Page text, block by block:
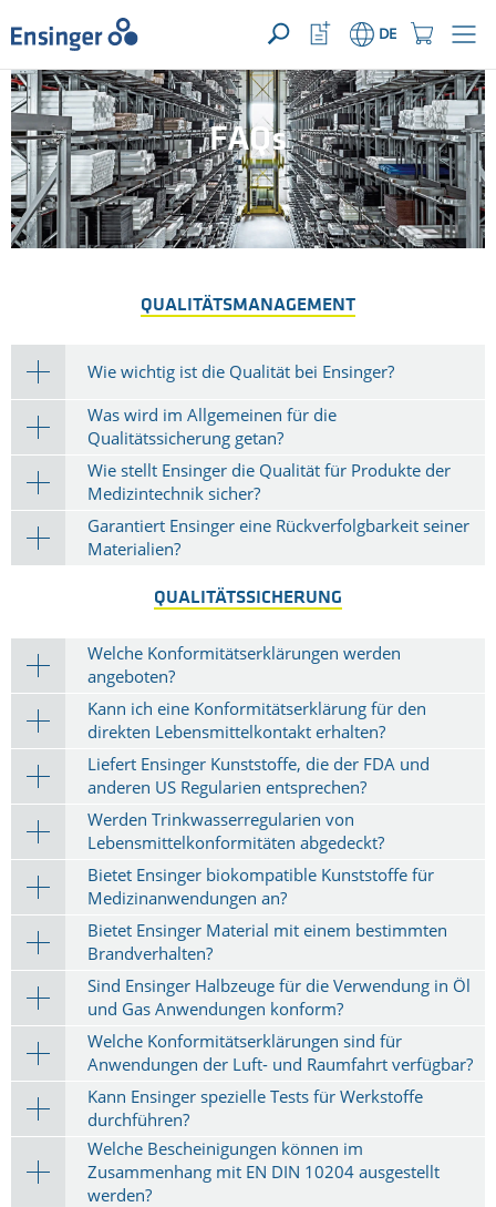
IHRE ANFRAGE ({{productCount}} Produkte)
ÖFFNEN
Startseite DE
Watchlist
Button
Wie
können
wir
Ihnen
helfen?
FAQs
QUALITÄTSMANAGEMENT
Wie wichtig ist die Qualität bei Ensinger?
Was wird im Allgemeinen für die
Qualitätssicherung getan?
Wie stellt Ensinger die Qualität für Produkte der
Medizintechnik sicher?
Garantiert Ensinger eine Rückverfolgbarkeit seiner
Materialien?
QUALITÄTSSICHERUNG
Welche Konformitätserklärungen werden
angeboten?
Kann ich eine Konformitätserklärung für den
direkten Lebensmittelkontakt erhalten?
Liefert Ensinger Kunststoffe, die der FDA und
anderen US Regularien entsprechen?
Werden Trinkwasserregularien von
Lebensmittelkonformitäten abgedeckt?
Bietet Ensinger biokompatible Kunststoffe für
Medizinanwendungen an?
Bietet Ensinger Material mit einem bestimmten
Brandverhalten?
Sind Ensinger Halbzeuge für die Verwendung in Öl
und Gas Anwendungen konform?
Welche Konformitätserklärungen sind für
Anwendungen der Luft- und Raumfahrt verfügbar?
Kann Ensinger spezielle Tests für Werkstoffe
durchführen?
Welche Bescheinigungen können im
Zusammenhang mit EN DIN 10204 ausgestellt
werden?